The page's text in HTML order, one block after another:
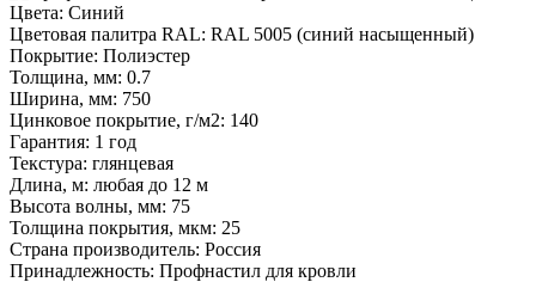
Цвета: Синий
Цветовая палитра RAL: RAL 5005 (синий насыщенный)
Покрытие: Полиэстер
Толщина, мм: 0.7
Ширина, мм: 750
Цинковое покрытие, г/м2: 140
Гарантия: 1 год
Текстура: глянцевая
Длина, м: любая до 12 м
Высота волны, мм: 75
Толщина покрытия, мкм: 25
Страна производитель: Россия
Принадлежность: Профнастил для кровли